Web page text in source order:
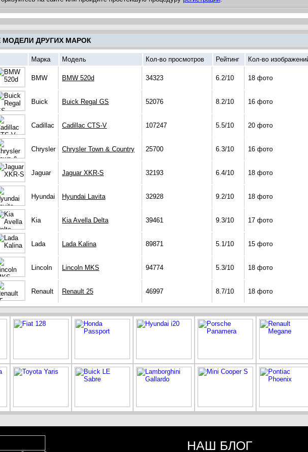
ДРУГИХ МАРОК
Марка Модель Кол-во просмотров Рейтинг Кол-во
BMW BMW 520d 34323 6.2/10 18 фото
Buick Buick Regal GS 52076 8.2/10 16 фото
Cadillac Cadillac CTS-V 107247 5.5/10 20 фото
Chrysler Chrysler Town & Country 25700 6.3/10 16 фото
Jaguar Jaguar XKR-S 32193 6.4/10 18 фото
Hyundai Hyundai Lavita 32928 9.2/10 18 фото
Kia Kia Avella Delta 39461 9.3/10 17 фото
Lada Lada Kalina 89871 5.1/10 15 фото
Lincoln Lincoln MKS 94774 5.3/10 18 фото
Renault Renault 25 46997 8.7/10 18 фото
НАШ БЛОГ